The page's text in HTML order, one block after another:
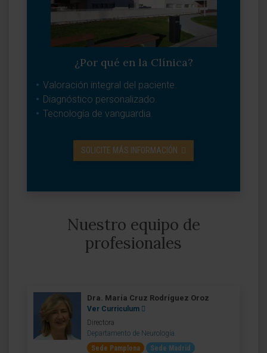
¿Por qué en la Clínica?
Valoración integral del paciente.
Diagnóstico personalizado.
Tecnología de vanguardia.
SOLICITE MÁS INFORMACIÓN
Nuestro equipo de
profesionales
Dra. María Cruz Rodríguez Oroz
Ver Curriculum
Directora
Departamento de Neurología
Sede Pamplona
Sede Madrid